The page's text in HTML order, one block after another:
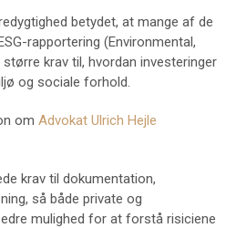
betydet, at mange af de
rapportering (Environmental,
krav til, hvordan investeringer
og sociale forhold.
om Advokat Ulrich Hejle
krav til dokumentation,
så både private og
mulighed for at forstå risiciene